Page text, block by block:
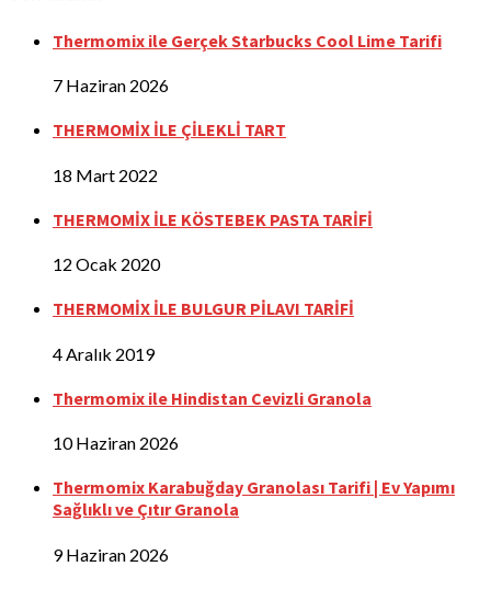
Thermomix ile Gerçek Starbucks Cool Lime Tarifi
7 Haziran 2026
THERMOMİX İLE ÇİLEKLİ TART
18 Mart 2022
THERMOMİX İLE KÖSTEBEK PASTA TARİFİ
12 Ocak 2020
THERMOMİX İLE BULGUR PİLAVI TARİFİ
4 Aralık 2019
Thermomix ile Hindistan Cevizli Granola
10 Haziran 2026
Thermomix Karabuğday Granolası Tarifi | Ev Yapımı
Sağlıklı ve Çıtır Granola
9 Haziran 2026